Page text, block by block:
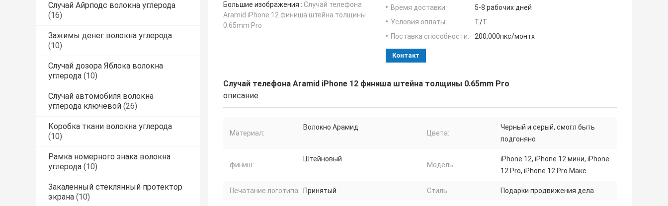
Случай Айрподс волокна углерода
(16)
Зажимы денег волокна углерода
(10)
Случай дозора Яблока волокна
углерода (10)
Случай автомобиля волокна
углерода ключевой (26)
Коробка ткани волокна углерода
(10)
Рамка номерного знака волокна
углерода (10)
Закаленный стеклянный протектор
экрана (10)
Большие изображения : Случай телефона
Aramid iPhone 12 финиша штейна толщины
0.65mm Pro
Время доставки:
5-8 рабочих дней
Условия оплаты:
T/T
Поставка способности:
200,000пкс/монтх
Контакт
Случай телефона Aramid iPhone 12 финиша штейна толщины 0.65mm Pro
описание
Материал:
Волокно Арамид
Цвета:
Черный и серый, смогл быть
подгоняно
финиш:
Штейновый
Модель:
iPhone 12, iPhone 12 мини, iPhone
12 Pro, iPhone 12 Pro Макс
Печатание логотипа: Принятый Стиль: Подарки продвижения дела